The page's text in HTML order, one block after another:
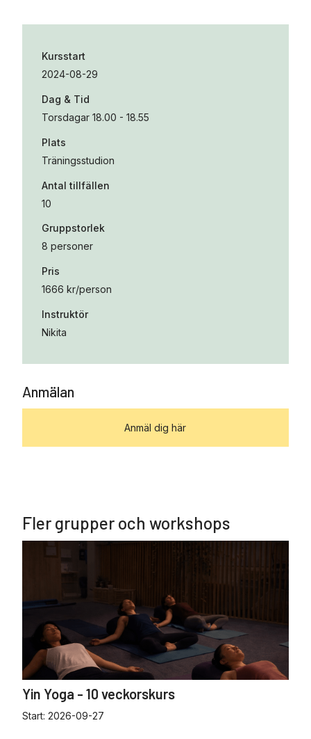
Kursstart
2024-08-29
Dag & Tid
Torsdagar 18.00 - 18.55
Plats
Träningsstudion
Antal tillfällen
10
Gruppstorlek
8 personer
Pris
1666 kr/person
Instruktör
Nikita
Anmälan
Anmäl dig här
Fler grupper och workshops
Yin Yoga - 10 veckorskurs
Start: 2026-09-27